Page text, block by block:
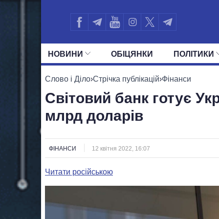
НОВИНИ ОБIЦЯНКИ ПОЛIТИКИ
УСІ ПОЛІТИКИ ПРЕЗИДЕНТ І ОФІС
Слово і Діло›Стрічка публікацій›Фінанси
Світовий банк готує
млрд доларів
ФІНАНСИ 12 квітня 2022, 16:07
Читати російською